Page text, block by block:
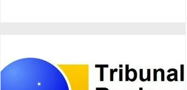
municipal tanto nos anos iniciais quanto
anos finais do Ensino Fundamental, em
comparação com os resultados de 2023.